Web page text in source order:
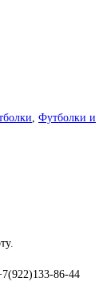
, Футболки и
86-44